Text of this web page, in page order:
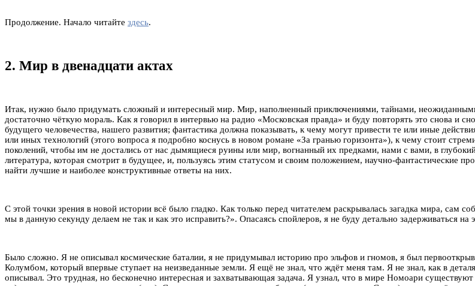
Продолжение. Начало читайте здесь.
2. Мир в двенадцати актах
Итак, нужно было придумать сложный и интересный мир. Мир, наполненный приключениями, тайнами,
достаточно чёткую мораль. Как я говорил в интервью на радио «Московская правда» и буду повторять это снова и
будущего человечества, нашего развития; фантастика должна показывать, к чему могут привести те или иные
или иных технологий (этого вопроса я подробно коснусь в новом романе «За гранью горизонта»), к чему стоит
поколений, чтобы им не достались от нас дымящиеся руины или мир, вогнанный их предками, нами с вами, в
литература, которая смотрит в будущее, и, пользуясь этим статусом и своим положением, научно-фантастические
найти лучшие и наиболее конструктивные ответы на них.
С этой точки зрения в новой истории всё было гладко. Как только перед читателем раскрывалась загадка мира, сам
мы в данную секунду делаем не так и как это исправить?». Опасаясь спойлеров, я не буду детально задерживаться на
Было сложно. Я не описывал космические баталии, я не придумывал историю про эльфов и гномов, я был
Колумбом, который впервые ступает на неизведанные земли. Я ещё не знал, что ждёт меня там. Я не знал, как в
описывал. Это трудная, но бесконечно интересная и захватывающая задача. Я узнал, что в мире Номоари